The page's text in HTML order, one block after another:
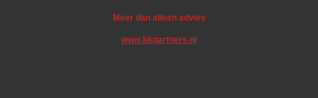
Meer dan alleen advies
www.kkpartners.nl